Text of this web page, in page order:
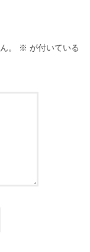
。 ※ が付いている